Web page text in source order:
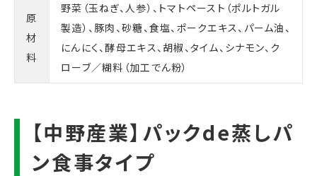
原
材
料
野菜（玉ねぎ、人参）、トマトペースト（ポルトガル
製造）、豚肉、砂糖、食塩、ポークエキス、パーム油、
にんにく、酵母エキス、胡椒、タイム、シナモン、ク
ローブ／糊料（加工でん粉）